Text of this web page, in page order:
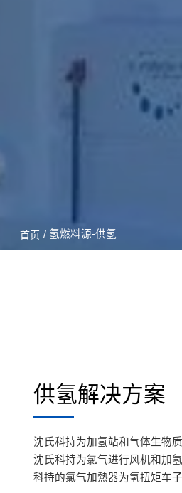
首页 / 氢燃料源-供氢
供氢解决方案
沈氏科持为加氢站和气体生物
沈氏科持为氯气进行风机和加
科持的氯气加熱器为氢扭矩车